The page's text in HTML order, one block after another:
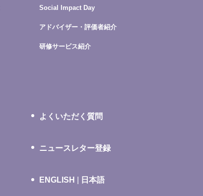
Social Impact Day
アドバイザー・評価者紹介
研修サービス紹介
よくいただく質問
ニュースレター登録
ENGLISH 日本語